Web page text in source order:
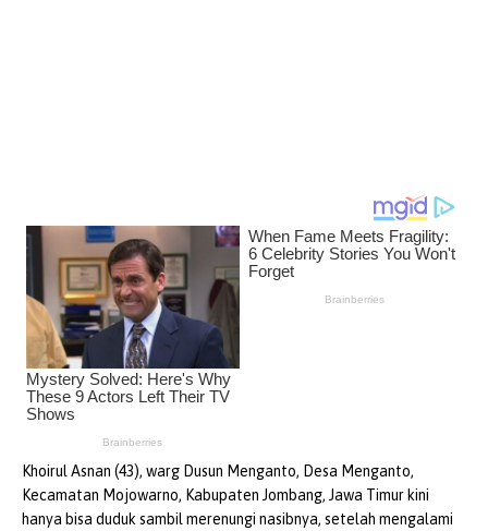
Khoirul Asnan (43), warg Dusun Menganto, Desa Menganto,
Kecamatan Mojowarno, Kabupaten Jombang, Jawa Timur kini
hanya bisa duduk sambil merenungi nasibnya, setelah mengalami